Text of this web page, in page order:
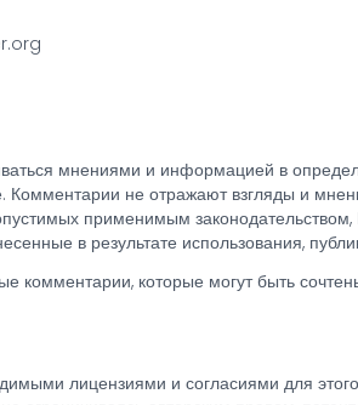
мнениями и информацией в
Комментарии не отражают взгляды и
применимым
в результате использования,
комментарии, которые могут быть
лицензиями и согласиями для